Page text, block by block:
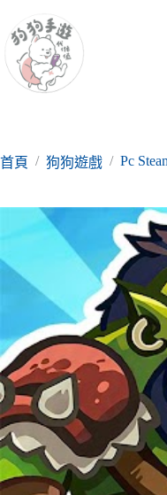
至
要
首頁 / 狗狗遊戲 / Pc